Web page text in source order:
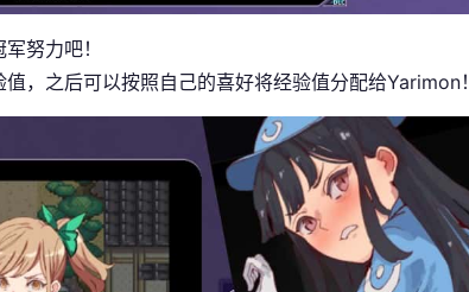
努力吧！
，之后可以按照自己的喜好将经验值分配给Yarimon！